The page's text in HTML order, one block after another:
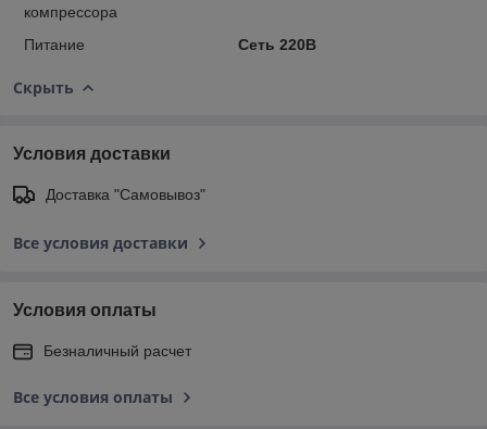
компрессора
Питание
Сеть 220В
Скрыть
Условия доставки
Доставка "Самовывоз"
Все условия доставки
Условия оплаты
Безналичный расчет
Все условия оплаты